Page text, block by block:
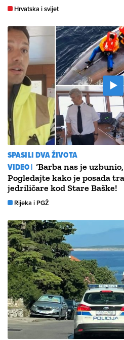
Hrvatska i svijet
SPASILI DVA ŽIVOTA
VIDEO | ‘Barba nas je
Pogledajte kako je posada
jedriličare kod Stare Baške!
Rijeka i PGŽ